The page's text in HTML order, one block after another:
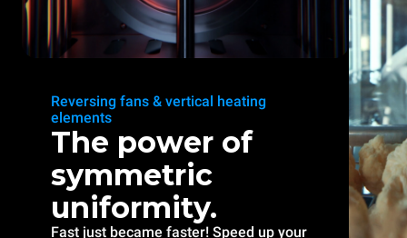
Reversing fans & vertical heating
elements
The power of
symmetric
uniformity.
Fast just became faster! Speed up your